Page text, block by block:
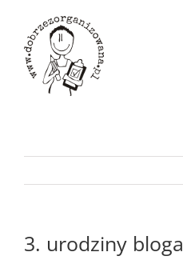
zawartości
3. urodziny bloga